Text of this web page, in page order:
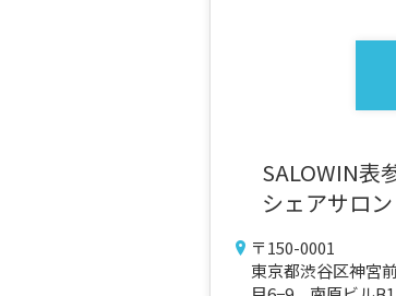
SALOWIN表
シェアサロン
〒150-0001
東京都渋谷区神宮